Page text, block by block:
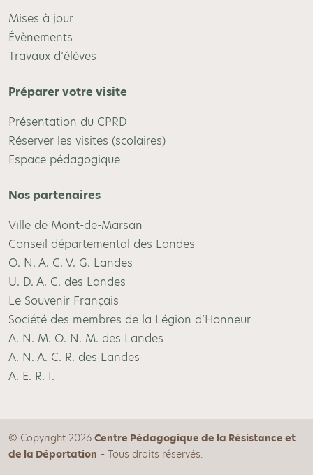
Mises à jour
Évènements
Travaux d’élèves
Préparer votre visite
Présentation du CPRD
Réserver les visites (scolaires)
Espace pédagogique
Nos partenaires
Ville de Mont-de-Marsan
Conseil départemental des Landes
O. N. A. C. V. G. Landes
U. D. A. C. des Landes
Le Souvenir Français
Société des membres de la Légion d’Honneur
A. N. M. O. N. M. des Landes
A. N. A. C. R. des Landes
A. E. R. I.
© Copyright 2026 Centre Pédagogique de la Résistance et
de la Déportation – Tous droits réservés.